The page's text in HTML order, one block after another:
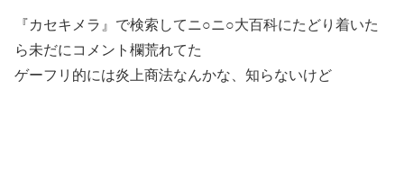
『カセキメラ』で検索してニ○ニ○大百科にたどり着いた
ら未だにコメント欄荒れてた
ゲーフリ的には炎上商法なんかな、知らないけど